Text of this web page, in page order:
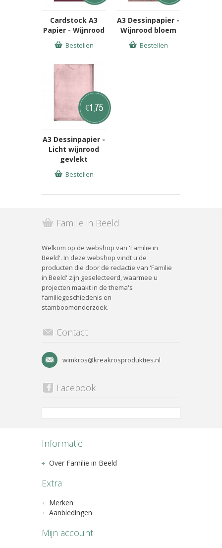
Cardstock A3
Papier - Wijnrood
Bestellen
A3 Dessinpapier -
Wijnrood bloem
Bestellen
A3 Dessinpapier -
Licht wijnrood
gevlekt
€1,75
Bestellen
Familie in Beeld
Welkom op de webshop van 'Familie in
Beeld'. In deze webshop vindt u de
producten die door de redactie van 'Familie
in Beeld' zijn geselecteerd, waarmee u
projecten maakt in de thema's
familiegeschiedenis en
stamboomonderzoek.
Contact
wimkros@kreakrosprodukties.nl
Facebook
Informatie
Over Familie in Beeld
Extra
Merken
Aanbiedingen
Mijn account